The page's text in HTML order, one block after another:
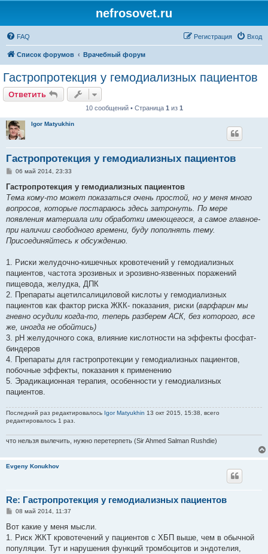
nefrosovet.ru
FAQ Вход
Регистрация
Список форумов Врачебный форум
Гастропротекция у гемодиализных пациентов
Ответить
10 сообщений • Страница 1 из 1
Igor Matyukhin
Гастропротекция у гемодиализных пациентов
С
о
щ
е
и
е
06 май 2014, 23:33
Гастропротекция у гемодиализных пациентов
Тема кому-то может показаться очень простой, но у меня много
вопросов, которые постараюсь здесь затронуть. По мере
появления материала или обработки имеющегося, а самое главное-
при наличии свободного времени, буду пополнять тему.
Присоединяйтесь к обсуждению.
1. Риски желудочно-кишечных кровотечений у гемодиализных
пациентов, частота эрозивных и эрозивно-язвенных поражений
пищевода, желудка, ДПК
2. Препараты ацетилсалициловой кислоты у гемодиализных
пациентов как фактор риска ЖКК- показания, риски (варфарин мы
гневно осудили когда-то, теперь разберем АСК, без которого, все
же, иногда не обойтись)
3. рН желудочного сока, влияние кислотности на эффекты фосфат-
биндеров
4. Препараты для гастропротекции у гемодиализных пациентов,
побочные эффекты, показания к применению
5. Эрадикационная терапия, особенности у гемодиализных
пациентов.
Последний раз редактировалось Igor Matyukhin 13 окт 2015, 15:38, всего
редактировалось 1 раз.
что нельзя вылечить, нужно перетерпеть (Sir Ahmed Salman Rushdie)
Evgeny Konukhov
Re: Гастропротекция у гемодиализных пациентов
С
о
щ
е
08 май 2014, 11:37
Вот какие у меня мысли.
1. Риск ЖКТ кровотечений у пациентов с ХБП выше, чем в обычной
популяции. Тут и нарушения функций тромбоцитов и эндотелия,